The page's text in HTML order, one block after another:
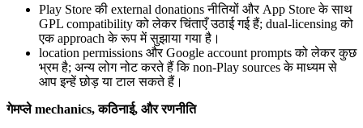
Play Store की external donations नीतियों और App Store के साथ
GPL compatibility को लेकर चिंताएँ उठाई गई हैं; dual‑licensing को
एक approach के रूप में सुझाया गया है।
location permissions और Google account prompts को लेकर कुछ
भ्रम है; अन्य लोग नोट करते हैं कि non‑Play sources के माध्यम से
आप इन्हें छोड़ या टाल सकते हैं।
गेमप्ले mechanics, कठिनाई, और रणनीति